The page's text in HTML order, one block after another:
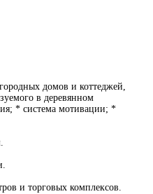
домов и коттеджей,
в деревянном
* система мотивации; *
и торговых комплексов.